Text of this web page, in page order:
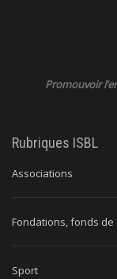
Promouvoir
Rubriques ISBL
Associations
Fondations, fonds
Sport